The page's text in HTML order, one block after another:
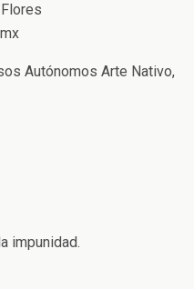
Autónomos Arte Nativo,
impunidad.